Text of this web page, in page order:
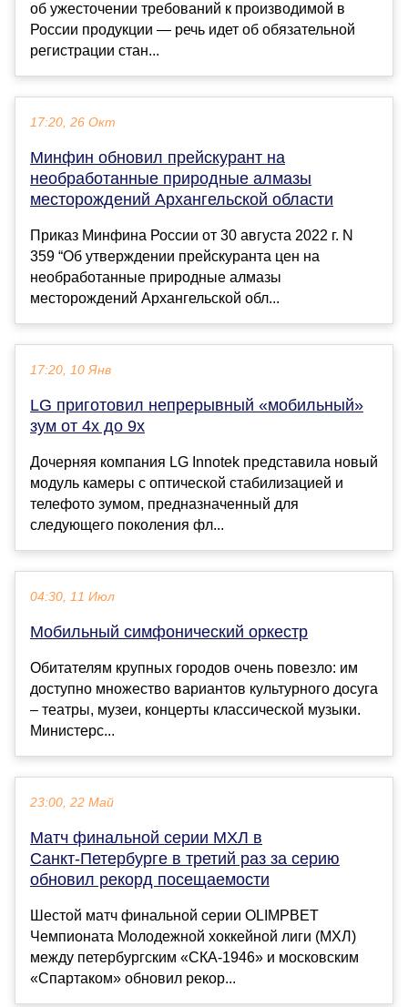
об ужесточении требований к производимой в
России продукции — речь идет об обязательной
регистрации стан...
17:20, 26 Окт
Минфин обновил прейскурант на
необработанные природные алмазы
месторождений Архангельской области
Приказ Минфина России от 30 августа 2022 г. N
359 “Об утверждении прейскуранта цен на
необработанные природные алмазы
месторождений Архангельской обл...
17:20, 10 Янв
LG приготовил непрерывный «мобильный»
зум от 4x до 9x
Дочерняя компания LG Innotek представила новый
модуль камеры с оптической стабилизацией и
телефото зумом, предназначенный для
следующего поколения фл...
04:30, 11 Июл
Мобильный симфонический оркестр
Обитателям крупных городов очень повезло: им
доступно множество вариантов культурного досуга
– театры, музеи, концерты классической музыки.
Министерс...
23:00, 22 Май
Матч финальной серии МХЛ в
Санкт‑Петербурге в третий раз за серию
обновил рекорд посещаемости
Шестой матч финальной серии OLIMPBET
Чемпионата Молодежной хоккейной лиги (МХЛ)
между петербургским «СКА‑1946» и московским
«Спартаком» обновил рекор...